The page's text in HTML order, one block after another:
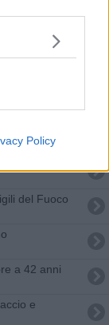
Policy
del Fuoco
a 42 anni
e